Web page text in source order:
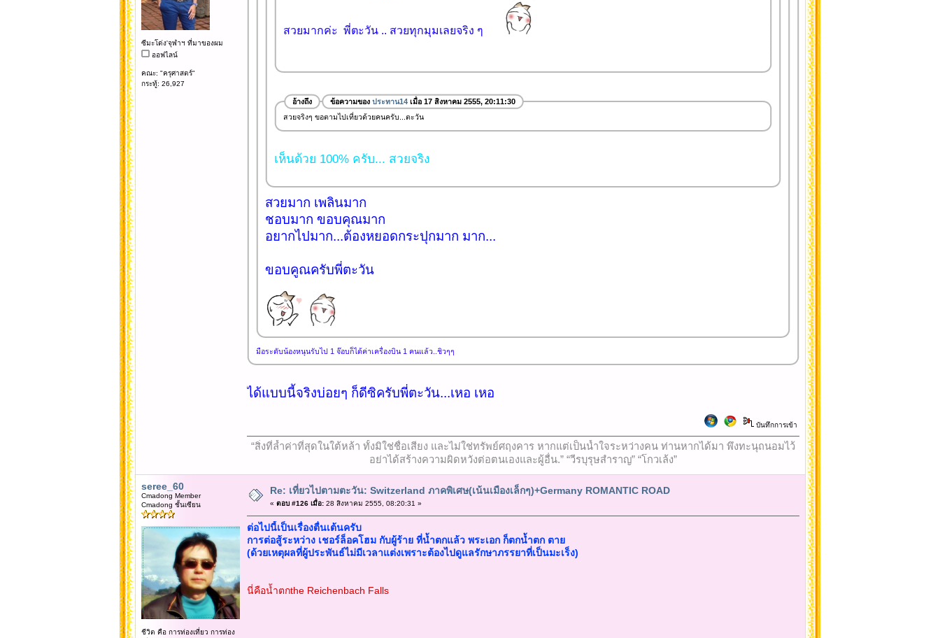
ซีมะโด่ง'จุฬาฯ ที่มาของผม
ออฟไลน์
คณะ: "ครุศาสตร์"
กระทู้: 26,927
สวยมากค่ะ พี่ตะวัน .. สวยทุกมุมเลยจริง ๆ
อ้างถึง ข้อความของ ประทาน14เมื่อ 17 สิงหาคม 2555, 20:11:30
สวยจริงๆ ขอตามไปเที่ยวด้วยคนครับ...ตะวัน
เห็นด้วย 100% ครับ... สวยจริง
สวยมาก เพลินมาก
ชอบมาก ขอบคุณมาก
อยากไปมาก...ต้องหยอดกระปุกมาก มาก...
ขอบคูณครับพี่ตะวัน
มือระดับน้องหนุนรับไป 1 จ๊อบก็ได้ค่าเครื่องบิน 1 คนแล้ว..ชิวๆๆ
ได้แบบนี้จริงบ่อยๆ ก็ดีซิครับพี่ตะวัน...เหอ เหอ
บันทึกการเข้า
“สิ่งที่ล้ำค่าที่สุดในใต้หล้า ทั้งมิใช่ชื่อเสียง และไม่ใช่ทรัพย์ศฤงคาร หากแต่เป็นน้ำใจระหว่างคน ท่านหากได้มา พึงทะนุถนอมไว้
อย่าได้สร้างความผิดหวังต่อตนเองและผู้อื่น.” “วีรบุรุษสำราญ” “โกวเล้ง”
seree_60
Cmadong Member
Cmadong ชั้นเซียน
ชีวิต คือ การท่องเที่ยว การท่อง
Re: เที่ยวไปตามตะวัน: Switzerland ภาคพิเศษ(เน้นเมืองเล็กๆ)+Germany ROMANTIC ROAD
« ตอบ #126 เมื่อ:28 สิงหาคม 2555, 08:20:31 »
ต่อไปนี้เป็นเรื่องตื่นเต้นครับ
การต่อสู้ระหว่าง เชอร์ล็อคโฮม กับผู้ร้าย ที่น้ำตกแล้ว พระเอก ก็ตกน้ำตก ตาย
(ด้วยเหตุผลที่ผู้ประพันธ์ไม่มีเวลาแต่งเพราะต้องไปดูแลรักษาภรรยาที่เป็นมะเร็ง)
นี่คือน้ำตกthe Reichenbach Falls